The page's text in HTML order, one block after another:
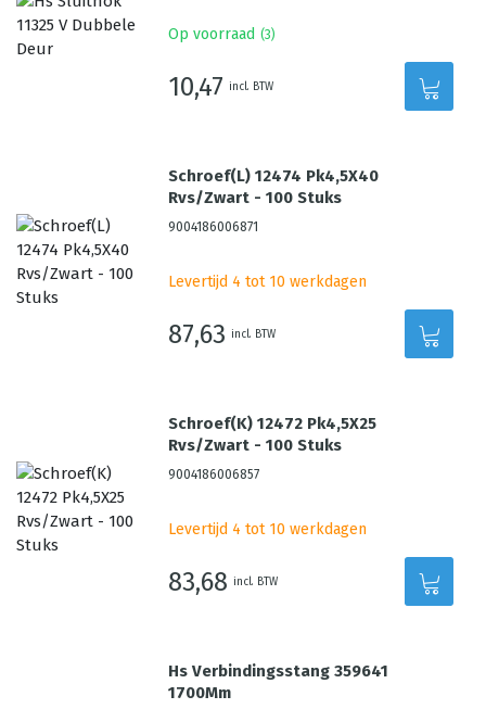
Op voorraad (3)
10,47 incl. BTW
Schroef(L) 12474 Pk4,5X40
Rvs/Zwart - 100 Stuks
9004186006871
Levertijd 4 tot 10 werkdagen
87,63 incl. BTW
Schroef(K) 12472 Pk4,5X25
Rvs/Zwart - 100 Stuks
9004186006857
Levertijd 4 tot 10 werkdagen
83,68 incl. BTW
Hs Verbindingsstang 359641
1700Mm